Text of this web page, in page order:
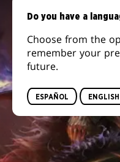
Do you have a
Choose from the
remember your
future.
ESPAÑOL ENGLISH